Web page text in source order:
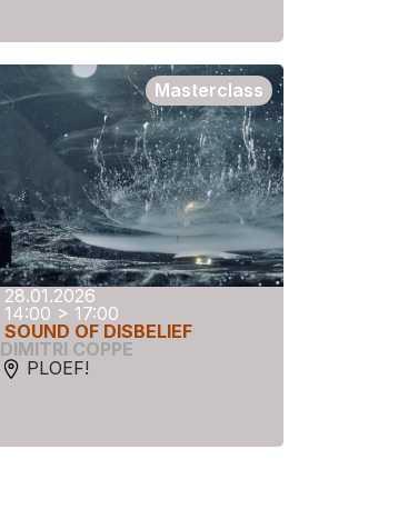
28.01.2026
14:00 > 17:00
SOUND OF DISBELIEF
DIMITRI COPPE
PLOEF!
Masterclass